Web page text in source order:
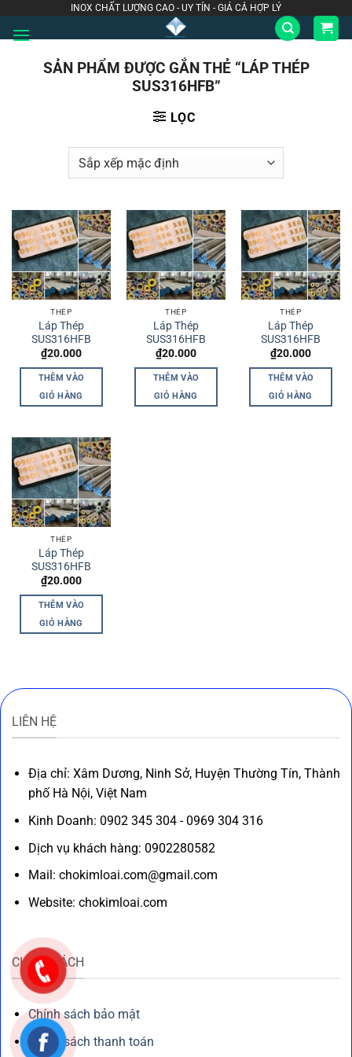
qua
INOX CHẤT LƯỢNG CAO - UY TÍN - GIÁ CẢ HỢP LÝ
SẢN PHẨM ĐƯỢC GẮN THẺ “LÁP THÉP
SUS316HFB”
LỌC
THÉP
Láp Thép
SUS316HFB
₫20.000
THÊM VÀO
GIỎ HÀNG
THÉP
Láp Thép
SUS316HFB
₫20.000
THÊM VÀO
GIỎ HÀNG
THÉP
Láp Thép
SUS316HFB
₫20.000
THÊM VÀO
GIỎ HÀNG
THÉP
Láp Thép
SUS316HFB
₫20.000
THÊM VÀO
GIỎ HÀNG
LIÊN HỆ
Địa chỉ: Xâm Dương, Ninh Sở, Huyện Thường Tín, Thành
phố Hà Nội, Việt Nam
Kinh Doanh: 0902 345 304 - 0969 304 316
Dịch vụ khách hàng: 0902280582
Mail: chokimloai.com@gmail.com
Website: chokimloai.com
CHÍNH SÁCH
Chính sách bảo mật
Chính sách thanh toán